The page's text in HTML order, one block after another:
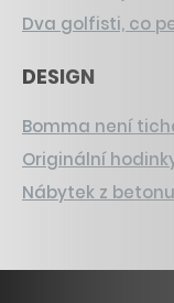
Dva golfisti, co
DESIGN
Bomma není
Originální
Nábytek z betonu